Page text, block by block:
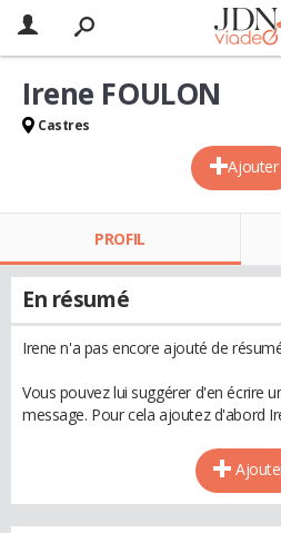
Ajouter
Irene FOULON
Castres
PROFIL
En résumé
Irene n'a pas encore ajouté de
Vous pouvez lui suggérer d'en écrire
message. Pour cela ajoutez d'abord